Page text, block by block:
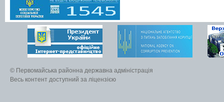
© Первомайська районна державна адміністрація
Весь контент доступний за ліцензією